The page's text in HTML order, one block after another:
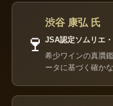
🍷
渋谷 康弘 氏
JSA認定ソムリエ
希少ワインの真贋
ータに基づく確かな